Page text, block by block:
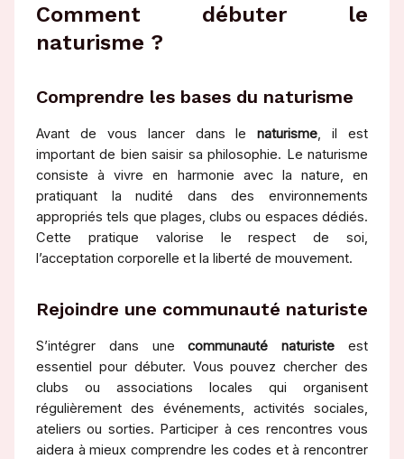
Comment débuter le
naturisme ?
Comprendre les bases du naturisme
Avant de vous lancer dans lenaturisme, il est
important de bien saisir sa philosophie. Le naturisme
consiste à vivre en harmonie avec la nature, en
pratiquant la nudité dans des environnements
appropriés tels que plages, clubs ou espaces dédiés.
Cette pratique valorise le respect de soi,
l’acceptation corporelle et la liberté de mouvement.
Rejoindre une communauté naturiste
S’intégrer dans unecommunauté naturiste est
essentiel pour débuter. Vous pouvez chercher des
clubs ou associations locales qui organisent
régulièrement des événements, activités sociales,
ateliers ou sorties. Participer à ces rencontres vous
aidera à mieux comprendre les codes et à rencontrer